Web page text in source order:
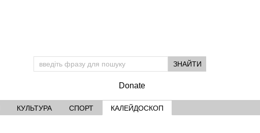
Donate
КУЛЬТУРА СПОРТ КАЛЕЙДОСКОП